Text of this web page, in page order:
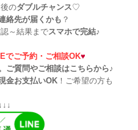
のダブルチャンス♡
絡先が届くかも ？
～結果までスマホで完結♪
でご予約・ご相談OK♥
ご質問やご相談はこちらから♪
金お支払いOK ！ご希望の方も